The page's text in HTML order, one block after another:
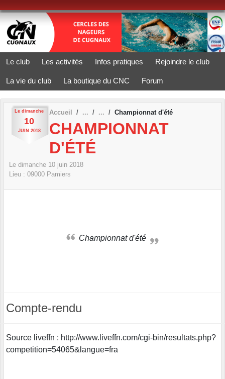
Le club Les activités Infos pratiques Rejoindre le club
La vie du club La boutique du CNC Forum
Le dimanche
10
JUIN 2018
Accueil Championnat d'été
CHAMPIONNAT
D'ÉTÉ
Le dimanche 10 juin 2018
Lieu : 09000 Pamiers
Championnat d'été
Compte-rendu
Source liveffn : http://www.liveffn.com/cgi-bin/resultats.php?
competition=54065&langue=fra